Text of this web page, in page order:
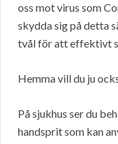
oss mot virus som
skydda sig på detta
tvål för att effektivt
Hemma vill du ju
På sjukhus ser du
handsprit som kan